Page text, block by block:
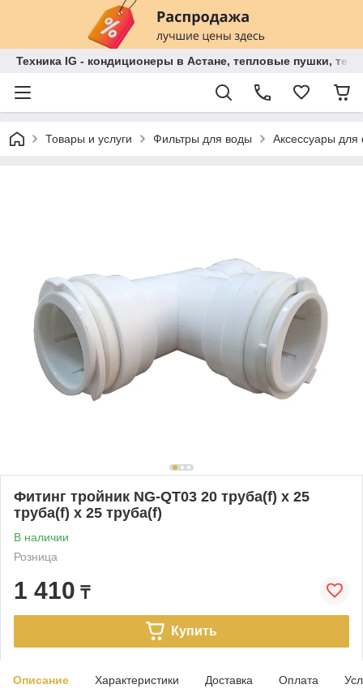
Техника IG - кондиционеры в Астане, тепловые пушки,
Товары и услуги Фильтры для воды Аксессуары для
Фитинг тройник NG-QT03 20 труба(f) x 25
труба(f) x 25 труба(f)
В наличии
Розница
1 410 ₸
Купить
Описание Характеристики Доставка Оплата